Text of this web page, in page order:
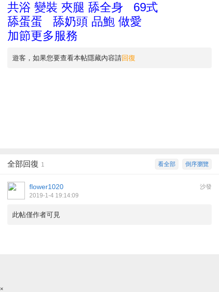
共浴 變裝 夾腿 舔全身 69式
舔蛋蛋 舔奶頭 品鮑 做愛
加節更多服務
遊客，如果您要查看本帖隱藏內容請回復
倒序瀏覽
看全部
全部回復 1
沙發
flower1020
2019-1-4 19:14:09
此帖僅作者可見
×